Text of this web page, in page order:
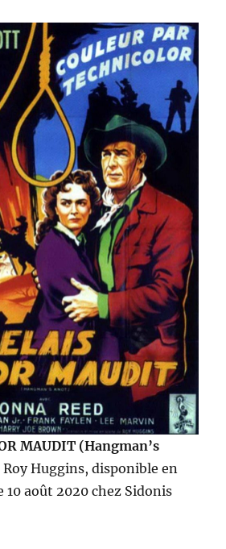
MAUDIT (Hangman’s
Roy Huggins, disponible en
10 août 2020 chez Sidonis